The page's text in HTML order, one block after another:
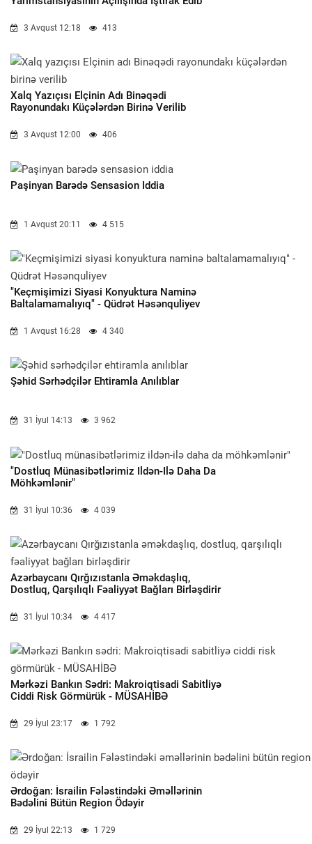
3 Avqust 12:18 413
Xalq Yazıçısı Elçinin Adı Binəqədi
Rayonundakı Küçələrdən Birinə Verilib
3 Avqust 12:00 406
Paşinyan Barədə Sensasion Iddia
1 Avqust 20:11 4 515
"Keçmişimizi Siyasi Konyuktura Naminə
Baltalamamalıyıq" - Qüdrət Həsənquliyev
1 Avqust 16:28 4 340
Şəhid Sərhədçilər Ehtiramla Anılıblar
31 İyul 14:13 3 962
"Dostluq Münasibətlərimiz Ildən-Ilə Daha Da
Möhkəmlənir"
31 İyul 10:36 4 039
Azərbaycanı Qırğızıstanla Əməkdaşlıq,
Dostluq, Qarşılıqlı Fəaliyyət Bağları Birləşdirir
31 İyul 10:34 4 417
Mərkəzi Bankın Sədri: Makroiqtisadi Sabitliyə
Ciddi Risk Görmürük - MÜSAHİBƏ
29 İyul 23:17 1 792
Ərdoğan: İsrailin Fələstindəki Əməllərinin
Bədəlini Bütün Region Ödəyir
29 İyul 22:13 1 729